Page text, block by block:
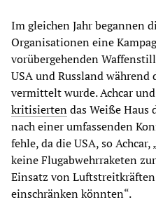
Im gleichen Jahr begannen
Organisationen eine
vorübergehenden
USA und Russland während
vermittelt wurde. Achcar
kritisiertendas Weiße Haus
nach einer umfassenden
fehle, da die USA, so
keine Flugabwehrraketen
Einsatz von Luftstreitkräften
einschränken könnten“.